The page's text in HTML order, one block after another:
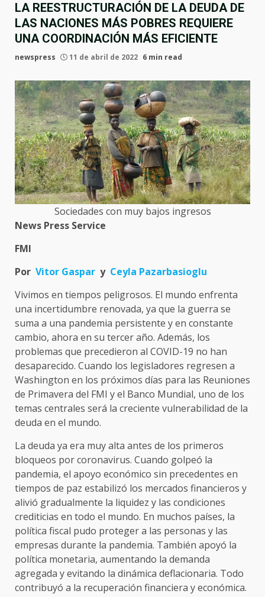
LA REESTRUCTURACIÓN DE LA DEUDA DE
LAS NACIONES MÁS POBRES REQUIERE
UNA COORDINACIÓN MÁS EFICIENTE
newspress 11 de abril de 2022 6 min read
Sociedades con muy bajos ingresos
News Press Service
FMI
Por Vitor Gaspar y Ceyla Pazarbasioglu
Vivimos en tiempos peligrosos. El mundo enfrenta
una incertidumbre renovada, ya que la guerra se
suma a una pandemia persistente y en constante
cambio, ahora en su tercer año. Además, los
problemas que precedieron al COVID-19 no han
desaparecido. Cuando los legisladores regresen a
Washington en los próximos días para las Reuniones
de Primavera del FMI y el Banco Mundial, uno de los
temas centrales será la creciente vulnerabilidad de la
deuda en el mundo.
La deuda ya era muy alta antes de los primeros
bloqueos por coronavirus. Cuando golpeó la
pandemia, el apoyo económico sin precedentes en
tiempos de paz estabilizó los mercados financieros y
alivió gradualmente la liquidez y las condiciones
crediticias en todo el mundo. En muchos países, la
política fiscal pudo proteger a las personas y las
empresas durante la pandemia. También apoyó la
política monetaria, aumentando la demanda
agregada y evitando la dinámica deflacionaria. Todo
contribuyó a la recuperación financiera y económica.